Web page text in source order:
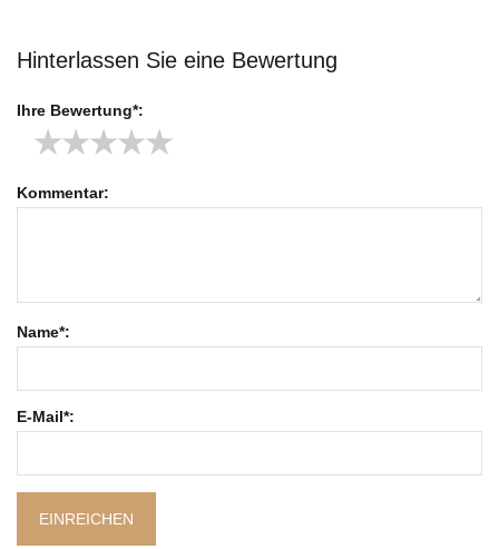
Hinterlassen Sie eine Bewertung
Ihre Bewertung*:
★
★
★
★
★
Kommentar:
Name*:
E-Mail*:
EINREICHEN